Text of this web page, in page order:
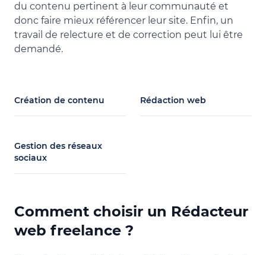
du contenu pertinent à leur communauté et
donc faire mieux référencer leur site. Enfin, un
travail de relecture et de correction peut lui être
demandé.
Création de contenu Rédaction web
Gestion des réseaux
sociaux
Comment choisir un Rédacteur
web freelance ?